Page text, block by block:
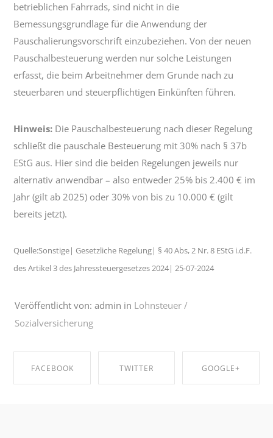
betrieblichen Fahrrads, sind nicht in die
Bemessungsgrundlage für die Anwendung der
Pauschalierungsvorschrift einzubeziehen. Von der neuen
Pauschalbesteuerung werden nur solche Leistungen
erfasst, die beim Arbeitnehmer dem Grunde nach zu
steuerbaren und steuerpflichtigen Einkünften führen.
Hinweis: Die Pauschalbesteuerung nach dieser Regelung
schließt die pauschale Besteuerung mit 30% nach § 37b
EStG aus. Hier sind die beiden Regelungen jeweils nur
alternativ anwendbar – also entweder 25% bis 2.400 € im
Jahr (gilt ab 2025) oder 30% von bis zu 10.000 € (gilt
bereits jetzt).
Quelle:Sonstige| Gesetzliche Regelung| § 40 Abs, 2 Nr. 8 EStG i.d.F.
des Artikel 3 des Jahressteuergesetzes 2024| 25-07-2024
Veröffentlicht von: admin in Lohnsteuer /
Sozialversicherung
FACEBOOK TWITTER GOOGLE+